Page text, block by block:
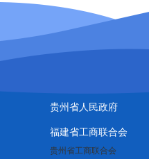
贵州省人民政府
福建省工商联合会
贵州省工商联合会